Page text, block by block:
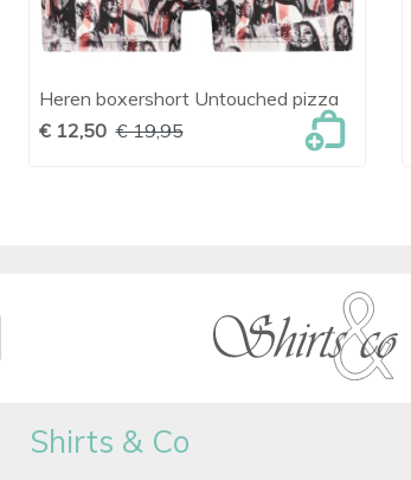
 Snel bekijken
Heren boxershort Untouched pizza
€ 12,50 € 19,95
Shirts & Co